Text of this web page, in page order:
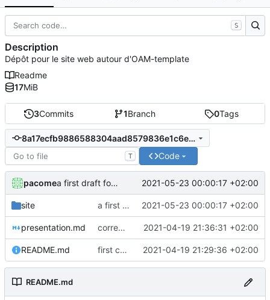
3Commits 1Branch 0Tags
8a17ecfb9886588304aad8579836e1c6e1858bb9
T Code
pacome a first draft for a web site 2021-05-23 00:00:17 +02:00
site a first draft for a web site 2021-05-23 00:00:17 +02:00
presentation.md corrections de Pierre Parmentier 2021-04-19 21:36:31 +02:00
README.md first commit 2021-04-19 21:29:36 +02:00
README.md
S
Description
Dépôt pour le site web autour d'OAM-template
Readme
17MiB